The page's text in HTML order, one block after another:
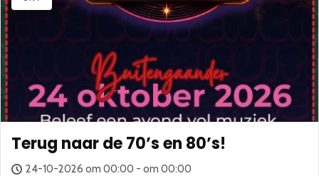
Terug naar de 70’s en 80’s!
24-10-2026 om 00:00 - om 00:00